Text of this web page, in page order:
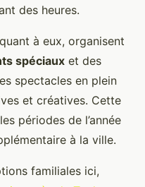
des heures.
à eux, organisent
spéciaux et des
spectacles en plein
et créatives. Cette
périodes de l’année
à la ville.
familiales ici,